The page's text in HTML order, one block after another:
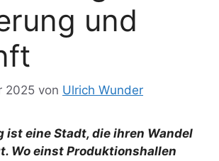
und
2025 von Ulrich Wunder
ist eine Stadt, die ihren Wandel
Wo einst Produktionshallen